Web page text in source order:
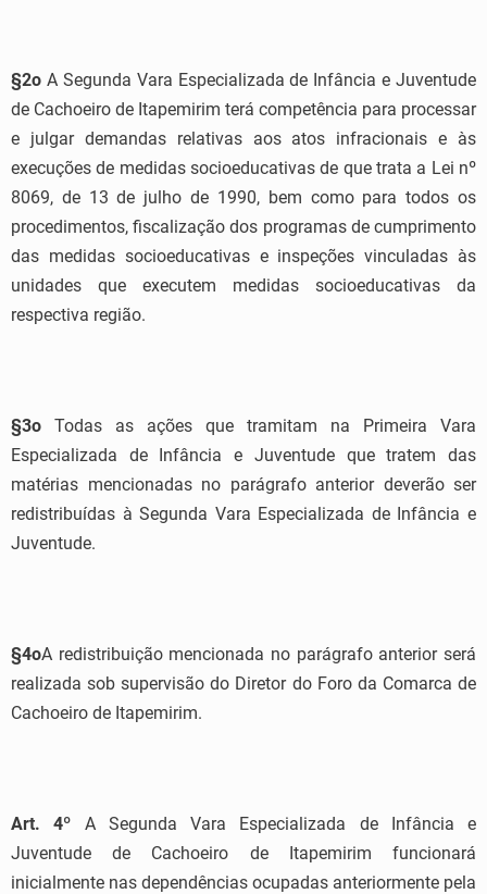
§2o A Segunda Vara Especializada de Infância e Juventude
de Cachoeiro de Itapemirim terá competência para processar
e julgar demandas relativas aos atos infracionais e às
execuções de medidas socioeducativas de que trata a Lei nº
8069, de 13 de julho de 1990, bem como para todos os
procedimentos, fiscalização dos programas de cumprimento
das medidas socioeducativas e inspeções vinculadas às
unidades que executem medidas socioeducativas da
respectiva região.
§3o Todas as ações que tramitam na Primeira Vara
Especializada de Infância e Juventude que tratem das
matérias mencionadas no parágrafo anterior deverão ser
redistribuídas à Segunda Vara Especializada de Infância e
Juventude.
§4oA redistribuição mencionada no parágrafo anterior será
realizada sob supervisão do Diretor do Foro da Comarca de
Cachoeiro de Itapemirim.
Art. 4º A Segunda Vara Especializada de Infância e
Juventude de Cachoeiro de Itapemirim funcionará
inicialmente nas dependências ocupadas anteriormente pela